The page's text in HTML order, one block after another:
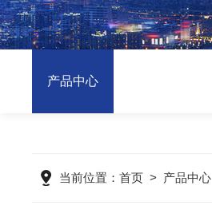
产品中心
当前位置：首页 > 产品中心